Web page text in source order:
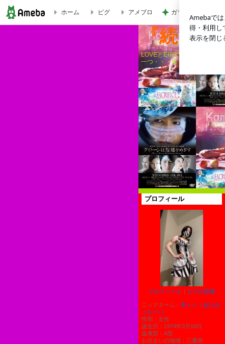
ホーム ピグ アメブロ ガラスに口を付け
『続・朱
LOVEとEROSとARTに生き
一つ・・・朱く染まれ、貴方
プロフィール
プロフィール ｜ ピグの部屋
ニックネーム： 朱々☆（あけみ
っちー♪）
性別： 女性
誕生日： 1974年3月18日
血液型： A型
お住まいの地域： 三重県